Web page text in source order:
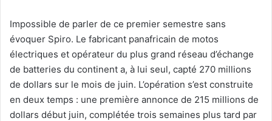
Impossible de parler de ce premier semestre sans
évoquer Spiro. Le fabricant panafricain de motos
électriques et opérateur du plus grand réseau d’échange
de batteries du continent a, à lui seul, capté 270 millions
de dollars sur le mois de juin. L’opération s’est construite
en deux temps : une première annonce de 215 millions de
dollars début juin, complétée trois semaines plus tard par